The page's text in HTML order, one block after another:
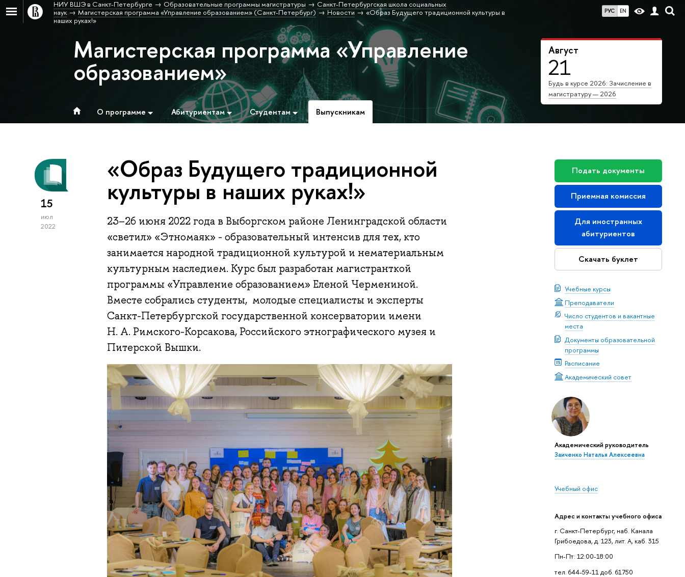
РУС EN
НИУ ВШЭ в Санкт-Петербурге Образовательные программы магистратуры
Санкт-Петербургская школа социальных
наук
Магистерская программа «Управление образованием» (Санкт-Петербург) Новости
«Образ Будущего традиционной культуры в
наших руках!»
Август
21
Будь в курсе 2026: Зачисление в
магистратуру — 2026
Магистерская программа «Управление
образованием»
О программе Абитуриентам Студентам Выпускникам
Подать документы
Приемная комиссия
Для иностранных
абитуриентов
Скачать буклет
Учебные курсы
Преподаватели
Число студентов и вакантные
места
Документы образовательной
программы
Расписание
Академический совет
Академический руководитель
Заиченко Наталья Алексеевна
Учебный офис
Адрес и контакты учебного офиса
г. Санкт-Петербург, наб. Канала
Грибоедова, д. 123, лит. А, каб. 315
Пн-Пт: 12:00-18:00
тел. 644-59-11 доб. 61750
15
июл
2022
«Образ Будущего традиционной
культуры в наших руках!»
23–26 июня 2022 года в Выборгском районе Ленинградской области
«светил» «Этномаяк» - образовательный интенсив для тех, кто
занимается народной традиционной культурой и нематериальным
культурным наследием. Курс был разработан магистранткой
программы «Управление образованием» Еленой Чермениной.
Вместе собрались студенты, молодые специалисты и эксперты
Санкт-Петербургской государственной консерватории имени
Н. А. Римского-Корсакова, Российского этнографического музея и
Питерской Вышки.